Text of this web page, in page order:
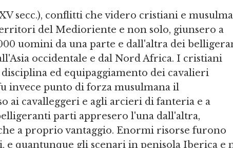
secc.), conflitti che videro cristiani e
del Medioriente e non solo, giunsero a
uomini da una parte e dall'altra dei
occidentale e dal Nord Africa. I cristiani
ed equipaggiamento dei cavalieri
invece punto di forza musulmana il
ai cavalleggeri e agli arcieri di fanteria e a
parti appresero l'una dall'altra,
a proprio vantaggio. Enormi risorse furono
e quantunque gli scenari in penisola Iberica e